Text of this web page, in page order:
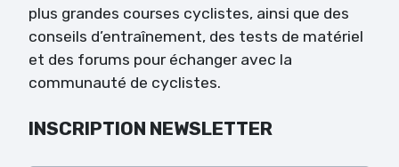
plus grandes courses cyclistes, ainsi que des
conseils d’entraînement, des tests de matériel
et des forums pour échanger avec la
communauté de cyclistes.
INSCRIPTION NEWSLETTER